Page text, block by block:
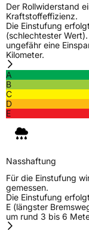
Der Rollwiderstand
Kraftstoffeffizienz.
Die Einstufung
(schlechtester
ungefähr eine
Kilometer.
A
B
C
D
E
Nasshaftung
Für die Einstufung
gemessen.
Die Einstufung
E (längster
um rund 3 bis 6